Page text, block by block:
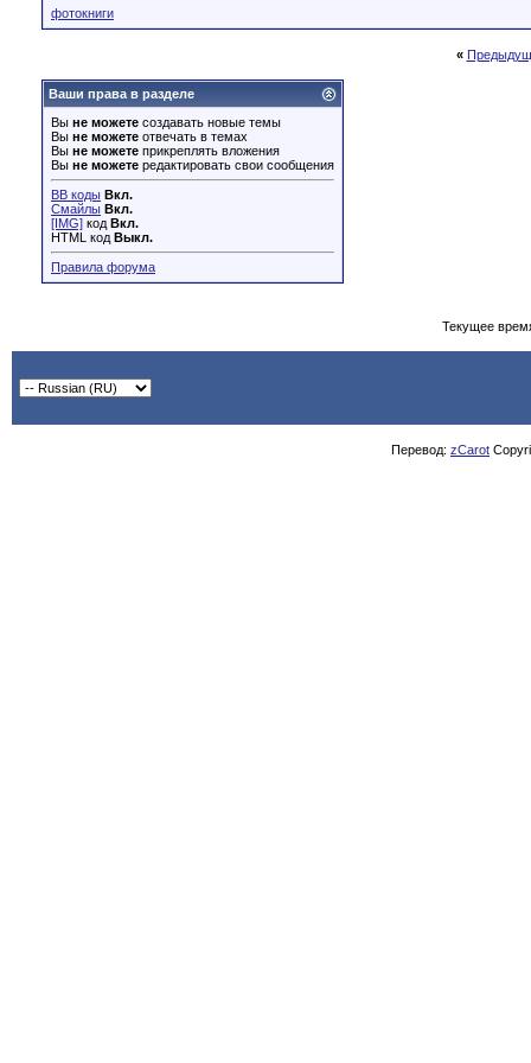
фотокниги
«
Ваши права в разделе
Вы не можете создавать новые темы
Вы не можете отвечать в темах
Вы не можете прикреплять вложения
Вы не можете редактировать свои сообщения
BB коды Вкл.
Смайлы Вкл.
[IMG] код Вкл.
HTML код Выкл.
Правила форума
Текущее
Перевод: zCarot